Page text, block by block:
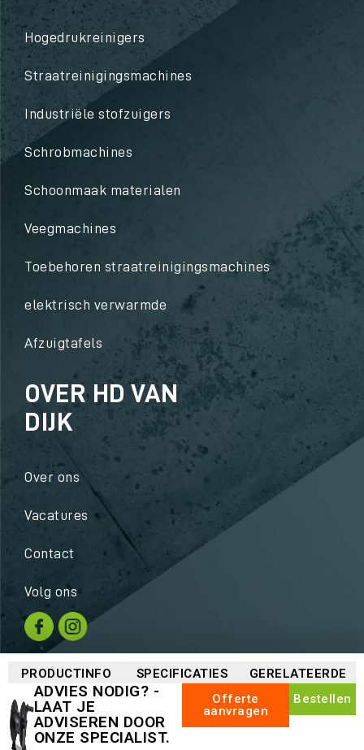
PRODUCTINFO SPECIFICATIES GERELATEERDE
ADVIES NODIG? -
LAAT JE
ADVISEREN DOOR
ONZE SPECIALIST.
Offerte
aanvragen
Bestellen
Hogedrukreinigers
Straatreinigingsmachines
Industriële stofzuigers
Schrobmachines
Schoonmaak materialen
Veegmachines
Toebehoren straatreinigingsmachines
elektrisch verwarmde
Afzuigtafels
OVER HD VAN
DIJK
Over ons
Vacatures
Contact
Volg ons
Copyright © HD van Dijk 2026 |disclaimer|
privacy